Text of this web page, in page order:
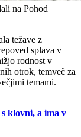
na Pohod
težave z
splava v
rodnost v
otrok, temveč za
temami.
klovni, a ima v